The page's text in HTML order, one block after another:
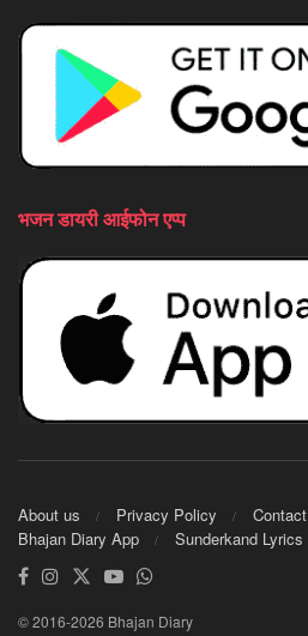
भजन डायरी आईफोन एप्प
About us Privacy Policy Contact
Bhajan Diary App
Sunderkand Lyrics
© 2016-2026 Bhajan Diary